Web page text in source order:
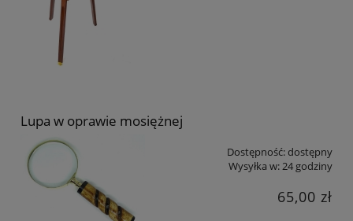
Lupa w oprawie mosiężnej
Dostępność:dostępny
Wysyłka w:24 godziny
65,00 zł